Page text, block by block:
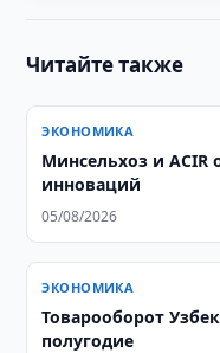
Читайте также
ЭКОНОМИКА
Минсельхоз и ACIR
инноваций
05/08/2026
ЭКОНОМИКА
Товарооборот
полугодие